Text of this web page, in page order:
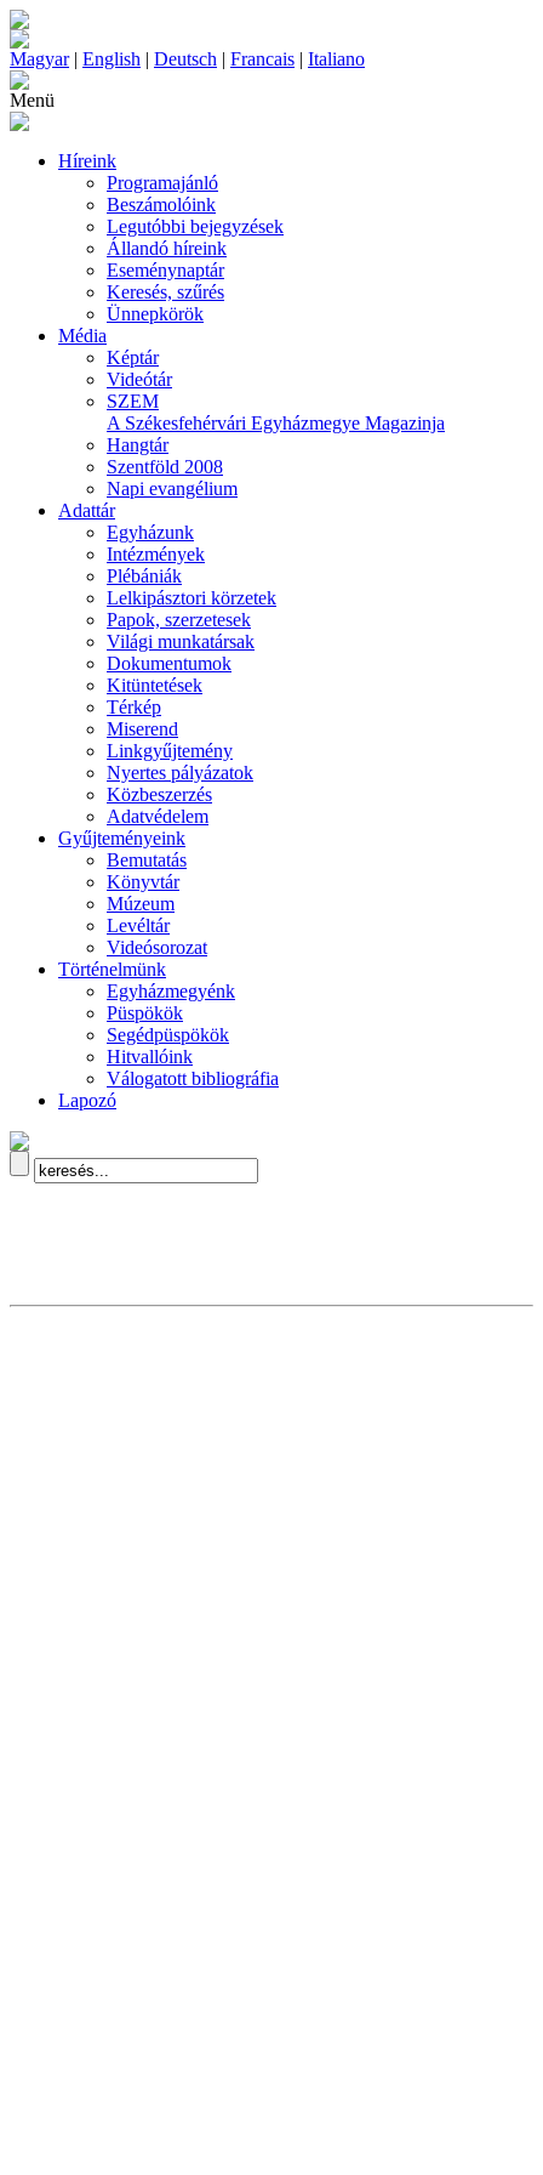
Magyar| English | Deutsch | Francais | Italiano
Menü
Híreink
Programajánló
Beszámolóink
Legutóbbi bejegyzések
Állandó híreink
Eseménynaptár
Keresés, szűrés
Ünnepkörök
Média
Képtár
Videótár
SZEM
A Székesfehérvári Egyházmegye Magazinja
Hangtár
Szentföld 2008
Napi evangélium
Adattár
Egyházunk
Intézmények
Plébániák
Lelkipásztori körzetek
Papok, szerzetesek
Világi munkatársak
Dokumentumok
Kitüntetések
Térkép
Miserend
Linkgyűjtemény
Nyertes pályázatok
Közbeszerzés
Adatvédelem
Gyűjteményeink
Bemutatás
Könyvtár
Múzeum
Levéltár
Videósorozat
Történelmünk
Egyházmegyénk
Püspökök
Segédpüspökök
Hitvallóink
Válogatott bibliográfia
Lapozó